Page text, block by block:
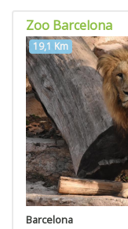
Zoo Barcelona
19,1 Km
Barcelona